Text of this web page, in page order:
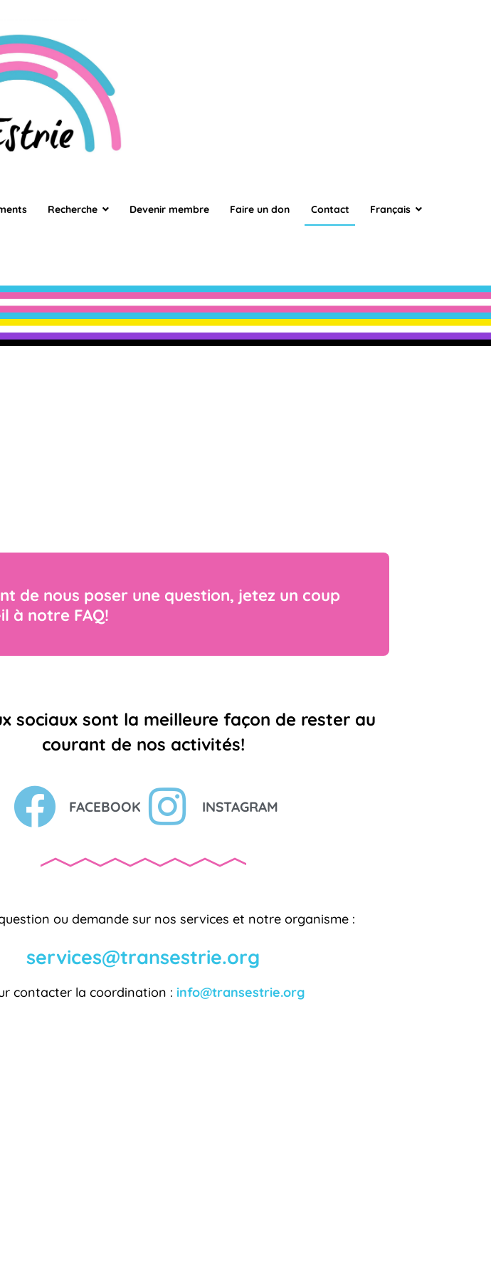
Recherche Devenir membre Faire un don Contact Français
de nous poser une question, jetez un coup
à notre FAQ!
sociaux sont la meilleure façon de rester au
courant de nos activités!
FACEBOOK INSTAGRAM
ou demande sur nos services et notre organisme :
services@transestrie.org
contacter la coordination : info@transestrie.org